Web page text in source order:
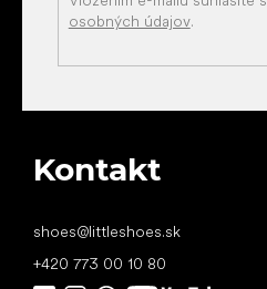
osobných údajov.
Kontakt
shoes@littleshoes.sk
+420 773 00 10 80